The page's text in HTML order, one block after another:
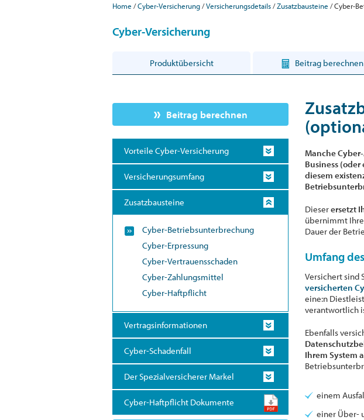
Home Cyber-Versicherung Versicherungsdetails Zusatzbausteine Cyber-
Cyber-Versicherung
Produktübersicht Beitrag berechnen
Beitrag berechnen
Vorteile Cyber-Versicherung
Versicherungsumfang
Zusatzbausteine
Cyber-Betriebsunterbrechung
Cyber-Erpressung
Cyber-Vertrauensschaden
Cyber-Zahlungsmittel
Cyber-Haftpflicht
Vertragsinformationen
Cyber-Schadenfall
Der Spezialversicherer Markel
Cyber-Haftpflicht Dokumente
Manche
Business
diesem
Dieserersetzt
übernimmt
Dauer der
Umfang
Versichert sind
versicherten
eine:n
verantwortlich
Ebenfalls
Ihrem System
einem
einer Über-